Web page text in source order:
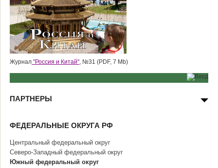
Журнал "Россия и Китай", №31 (PDF, 7 Mb)
ПАРТНЕРЫ
ФЕДЕРАЛЬНЫЕ ОКРУГА РФ
Центральный федеральный округ
Северо-Западный федеральный округ
Южный федеральный округ